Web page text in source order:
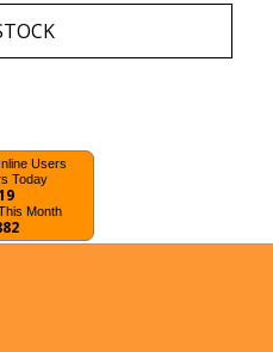
Users
Today
Month